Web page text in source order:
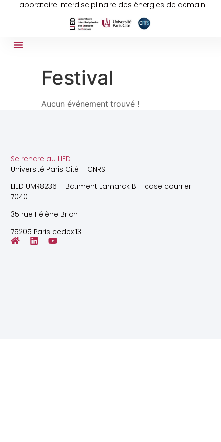
Laboratoire interdisciplinaire des énergies de demain
Festival
Aucun événement trouvé !
Se rendre au LIED
Université Paris Cité – CNRS
LIED UMR8236 – Bâtiment Lamarck B – case courrier
7040
35 rue Hélène Brion
75205 Paris cedex 13